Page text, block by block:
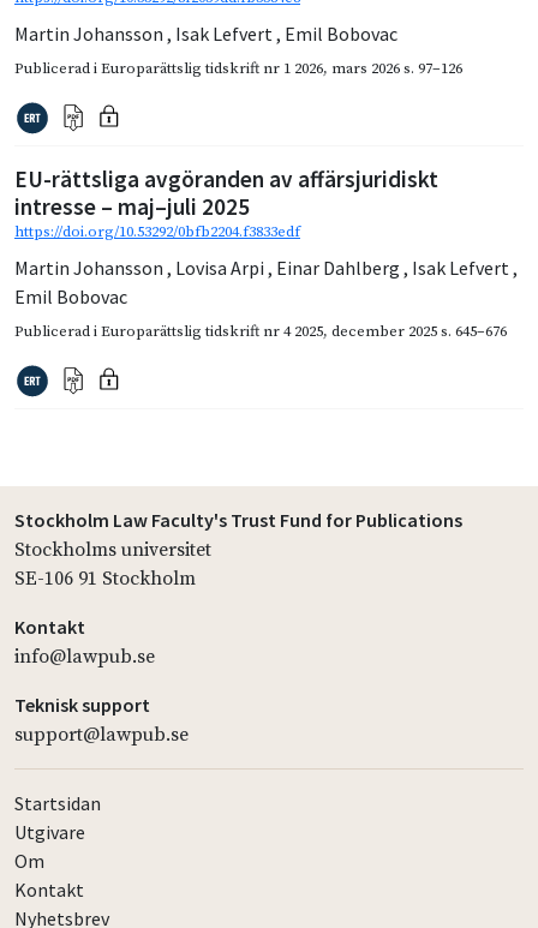
Martin Johansson , Isak Lefvert , Emil Bobovac
Publicerad iEuroparättslig tidskrift nr 1 2026, mars 2026s. 97–126
EU-rättsliga avgöranden av affärsjuridiskt
intresse – maj–juli 2025
https://doi.org/10.53292/0bfb2204.f3833edf
Martin Johansson , Lovisa Arpi , Einar Dahlberg , Isak Lefvert ,
Emil Bobovac
Publicerad iEuroparättslig tidskrift nr 4 2025, december 2025s. 645–676
Stockholm Law Faculty's Trust Fund for Publications
Stockholms universitet
SE-106 91 Stockholm
Kontakt
info@lawpub.se
Teknisk support
support@lawpub.se
Startsidan
Utgivare
Om
Kontakt
Nyhetsbrev